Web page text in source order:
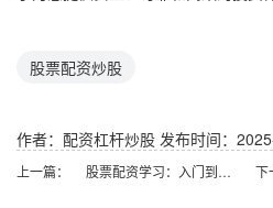
股票配资炒股
作者：配资杠杆炒股 发布时间：
上一篇： 股票配资学习：入门到精通的实战指南 下